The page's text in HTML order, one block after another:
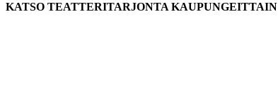
KATSO TEATTERITARJONTA KAUPUNGEITTAIN